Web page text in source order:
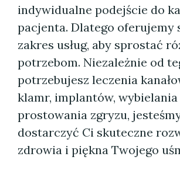
indywidualne podejście do
pacjenta. Dlatego oferujemy
zakres usług, aby sprostać
potrzebom. Niezależnie od
potrzebujesz leczenia
klamr, implantów, wybielania
prostowania zgryzu,
dostarczyć Ci skuteczne
zdrowia i piękna Twojego